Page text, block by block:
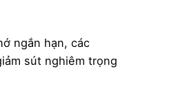
ngắn hạn, các
sút nghiêm trọng